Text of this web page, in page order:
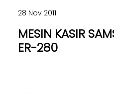
28 Nov 2011
MESIN KASIR
ER-280